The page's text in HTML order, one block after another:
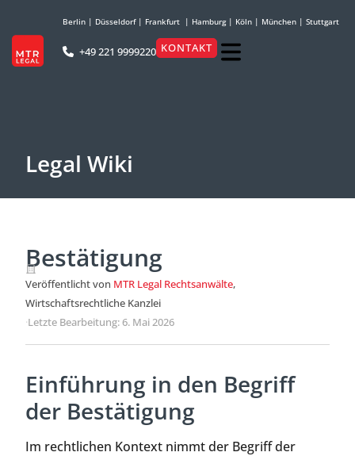
Berlin | Düsseldorf| Frankfurt | Hamburg| Köln | München | Stuttgart
+49 221 9999220 KONTAKT
Legal Wiki
Bestätigung
Veröffentlicht von MTR Legal Rechtsanwälte,
Wirtschaftsrechtliche Kanzlei
·Letzte Bearbeitung: 6. Mai 2026
Einführung in den Begriff
der Bestätigung
Im rechtlichen Kontext nimmt der Begriff der